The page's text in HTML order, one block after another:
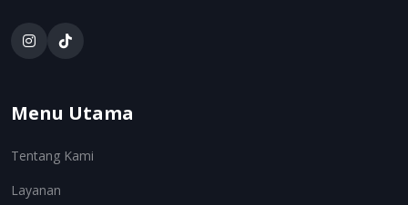
Menu Utama
Tentang Kami
Layanan